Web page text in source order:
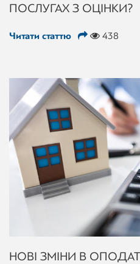
ПОСЛУГАХ З ОЦІНКИ?
Читати статтю 438
НОВІ ЗМІНИ В